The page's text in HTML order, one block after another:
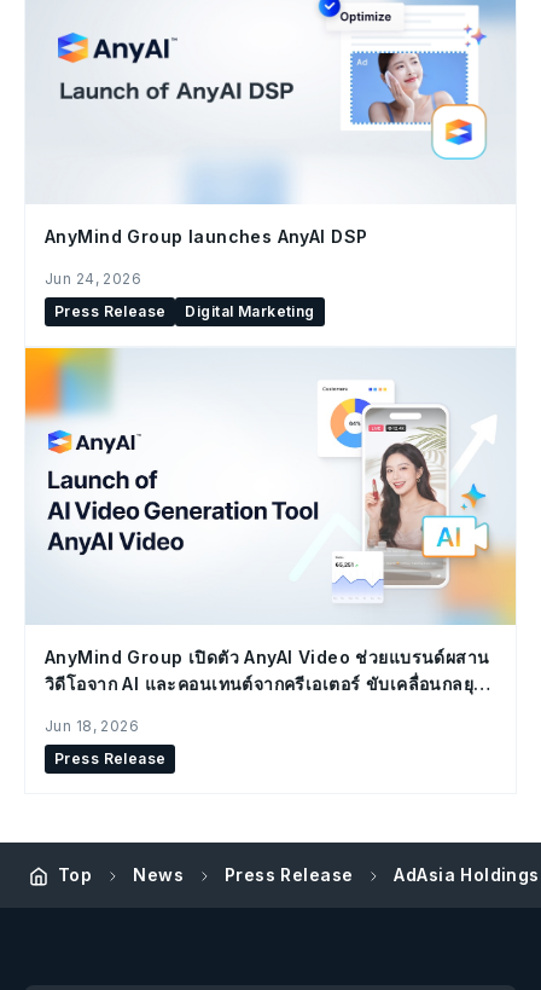
AnyMind Group launches AnyAI DSP
Jun 24, 2026
Press Release
Digital Marketing
AnyMind Group เปิดตัว AnyAI Video ช่วยแบรนด์ผสาน
วิดีโอจาก AI และคอนเทนต์จากครีเอเตอร์ ขับเคลื่อนกลยุทธ์
Jun 18, 2026
Press Release
Top News Press Release AdAsia